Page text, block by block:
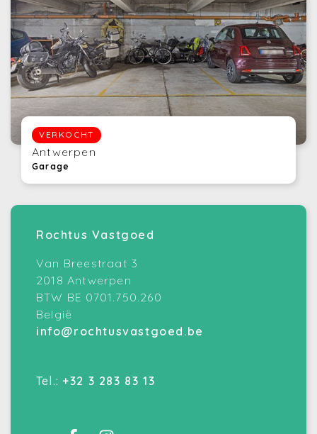
VERKOCHT
Antwerpen
Garage
Rochtus Vastgoed
Van Breestraat 3
2018 Antwerpen
BTW BE 0701.750.260
België
info@rochtusvastgoed.be
Tel.: +32 3 283 83 13